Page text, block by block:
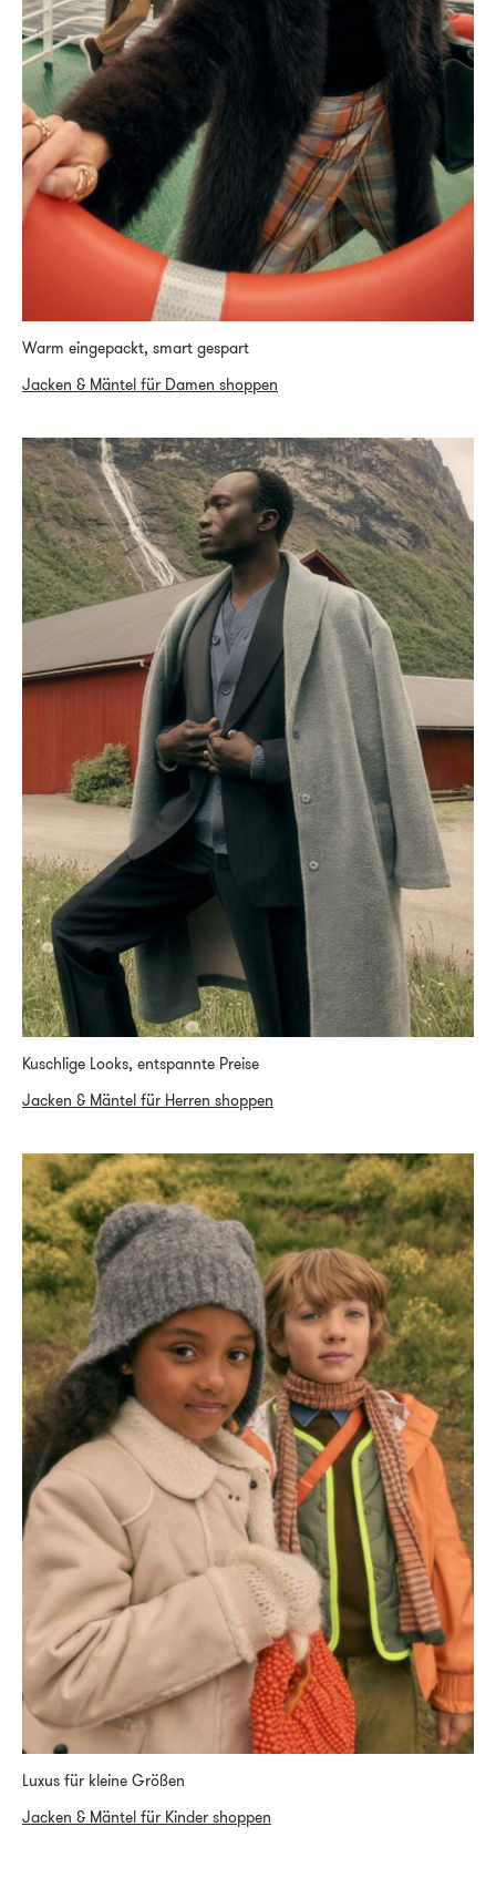
Warm eingepackt, smart gespart
Jacken & Mäntel für Damen shoppen
Kuschlige Looks, entspannte Preise
Jacken & Mäntel für Herren shoppen
Luxus für kleine Größen
Jacken & Mäntel für Kinder shoppen